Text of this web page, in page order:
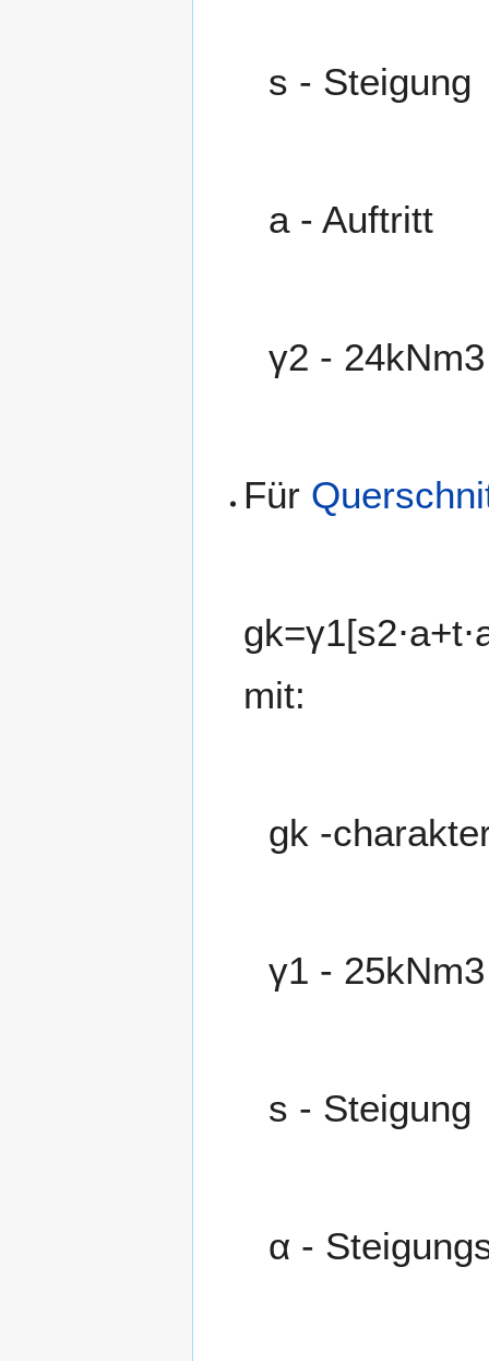
s - Steigung
a- Auftritt
γ2 - 24kNm3
Für
gk=γ1[s2⋅a+t⋅
mit:
gk -
γ1 - 25kNm3
s - Steigung
α -